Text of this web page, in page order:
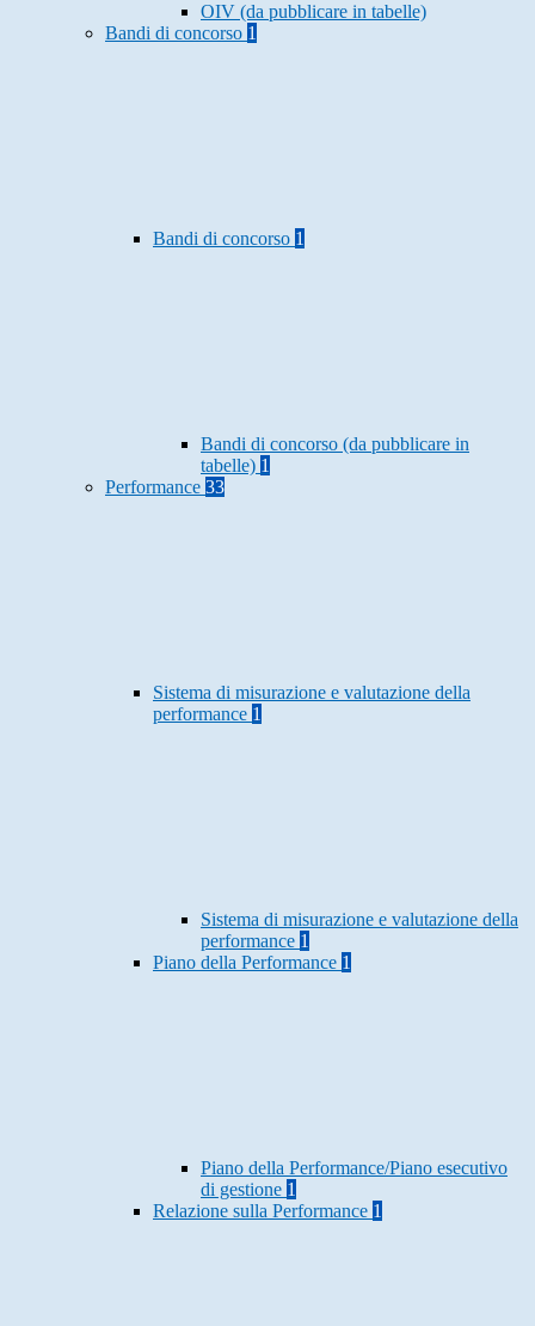
OIV (da pubblicare in tabelle)
Bandi di concorso 1
Bandi di concorso 1
Bandi di concorso (da pubblicare in
tabelle) 1
Performance 33
Sistema di misurazione e valutazione della
performance 1
Sistema di misurazione e valutazione della
performance 1
Piano della Performance 1
Piano della Performance/Piano esecutivo
di gestione 1
Relazione sulla Performance 1